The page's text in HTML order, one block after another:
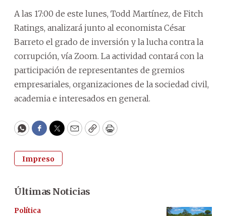
A las 17:00 de este lunes, Todd Martínez, de Fitch
Ratings, analizará junto al economista César
Barreto el grado de inversión y la lucha contra la
corrupción, vía Zoom. La actividad contará con la
participación de representantes de gremios
empresariales, organizaciones de la sociedad civil,
academia e interesados en general.
WhatsApp
Facebook
Twitter
EmailCopyPrint
Impreso
Últimas Noticias
Política